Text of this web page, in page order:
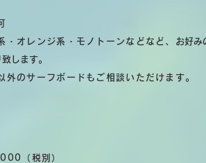
・オレンジ系・モノトーンなどなど、 お好み
します。
外のサーフボードもご相談いただけます。
（税別）